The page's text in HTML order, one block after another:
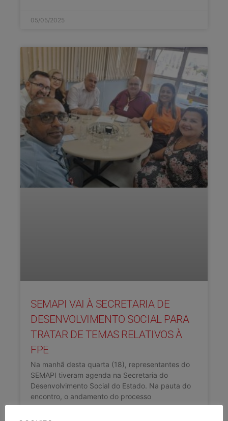
05/05/2025
SEMAPI VAI À SECRETARIA DE
DESENVOLVIMENTO SOCIAL PARA
TRATAR DE TEMAS RELATIVOS À
FPE
Na manhã desta quarta (18), representantes do
SEMAPI tiveram agenda na Secretaria do
Desenvolvimento Social do Estado. Na pauta do
encontro, o andamento do processo